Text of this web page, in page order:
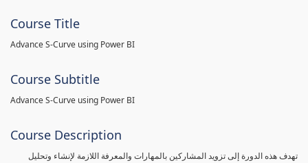
Course Title
Advance S-Curve using Power BI
Course Subtitle
Advance S-Curve using Power BI
Course Description
تهدف هذه الدورة إلى تزويد المشاركين بالمهارات والمعرفة اللازمة لإنشاء وتحليل